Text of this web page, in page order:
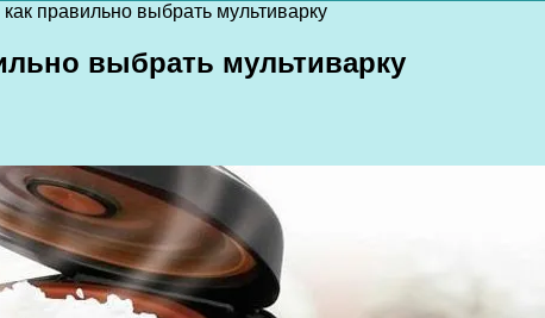
правильно выбрать мультиварку
выбрать мультиварку